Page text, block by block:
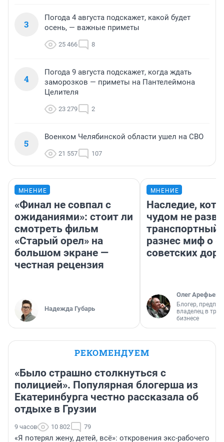
3
Погода 4 августа подскажет, какой будет
осень, — важные приметы
25 466 8
4
Погода 9 августа подскажет, когда ждать
заморозков — приметы на Пантелеймона
Целителя
23 279 2
5
Военком Челябинской области ушел на СВО
21 557 107
МНЕНИЕ
«Финал не совпал с
ожиданиями»: стоит ли
смотреть фильм
«Старый орел» на
большом экране —
честная рецензия
Надежда Губарь
МНЕНИЕ
Наследие,
чудом не
транспортный
разнес миф о
советских
Олег Арефьев
Блогер,
владелец в
бизнесе
РЕКОМЕНДУЕМ
«Было страшно столкнуться с
полицией». Популярная блогерша из
Екатеринбурга честно рассказала об
отдыхе в Грузии
9 часов 10 802 79
«Я потерял жену, детей, всё»: откровения экс-рабочего